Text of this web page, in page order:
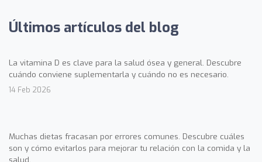
Últimos artículos del blog
La vitamina D es clave para la salud ósea y general. Descubre
cuándo conviene suplementarla y cuándo no es necesario.
14 Feb 2026
Muchas dietas fracasan por errores comunes. Descubre cuáles
son y cómo evitarlos para mejorar tu relación con la comida y la
salud.